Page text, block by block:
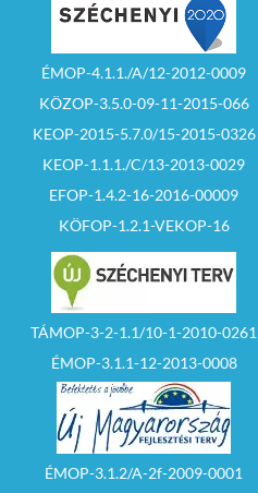
ÉMOP-4.1.1./A/12-2012-0009
KÖZOP-3.5.0-09-11-2015-066
KEOP-2015-5.7.0/15-2015-0326
KEOP-1.1.1./C/13-2013-0029
EFOP-1.4.2-16-2016-00009
KÖFOP-1.2.1-VEKOP-16
TÁMOP-3-2-1.1/10-1-2010-0261
ÉMOP-3.1.1-12-2013-0008
ÉMOP-3.1.2/A-2f-2009-0001